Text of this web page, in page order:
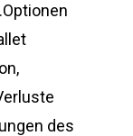
des